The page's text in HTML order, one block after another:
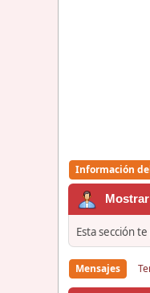
Información
Esta sección
Mensajes